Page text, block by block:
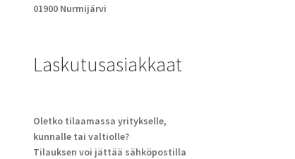
01900 Nurmijärvi
Laskutusasiakkaat
Oletko tilaamassa yritykselle,
kunnalle tai valtiolle?
Tilauksen voi jättää sähköpostilla